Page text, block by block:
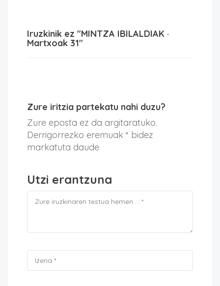
Iruzkinik ez "MINTZA IBILALDIAK ·
Martxoak 31"
Zure iritzia partekatu nahi duzu?
Zure eposta ez da argitaratuko.
Derrigorrezko eremuak * bidez
markatuta daude
Utzi erantzuna